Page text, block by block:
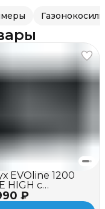
₽
EVOline 1200
HIGH c